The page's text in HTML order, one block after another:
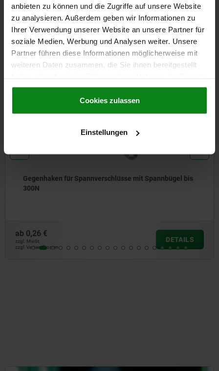
anbieten zu können und die Zugriffe auf unsere Website
zu analysieren. Außerdem geben wir Informationen zu
Ihrer Verwendung unserer Website an unsere Partner für
soziale Medien, Werbung und Analysen weiter. Unsere
Partner führen diese Informationen möglicherweise mit
weiteren Daten zusammen, die Sie ihnen bereitgestellt
gesammelt haben.Cookie Richtlinien
Datenschutz|AGB
Cookies zulassen
Einstellungen
CAD
DOWNLOADS
Andere Kunden kauften auch
Spannbügel bis
DETAILS
05525
Gegenhaken für
zzgl. Versandkosten